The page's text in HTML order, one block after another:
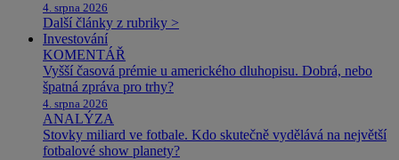
4. srpna 2026
Další články z rubriky >
Investování
KOMENTÁŘ
Vyšší časová prémie u amerického dluhopisu. Dobrá, nebo
špatná zpráva pro trhy?
4. srpna 2026
ANALÝZA
Stovky miliard ve fotbale. Kdo skutečně vydělává na největší
fotbalové show planety?